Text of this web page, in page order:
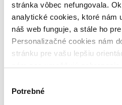
stránka vôbec nefungovala.
analytické cookies, ktoré nám
náš web funguje, a stále ho
Personalizačné cookies nám
stránku pre vašu lepšiu
nám pomohlo, keby sme mohli
súhlasu
Potrebné
Volali ma Fénix
4,8